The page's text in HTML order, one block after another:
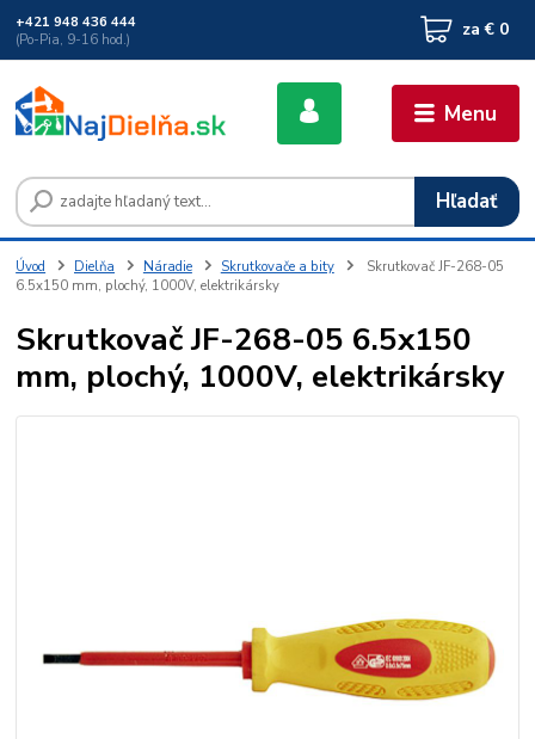
Menu
Hľadať
+421 948 436 444
(Po-Pia, 9-16 hod.)
za € 0
Úvod Dielňa Náradie Skrutkovače a bity
Skrutkovač JF-268-05
6.5x150 mm, plochý, 1000V, elektrikársky
Skrutkovač JF-268-05 6.5x150
mm, plochý, 1000V, elektrikársky